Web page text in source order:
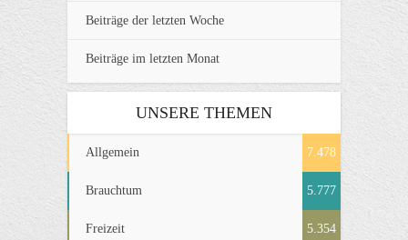
Beiträge der letzten Woche
Beiträge im letzten Monat
UNSERE THEMEN
Allgemein 7.478
Brauchtum 5.777
Freizeit 5.354